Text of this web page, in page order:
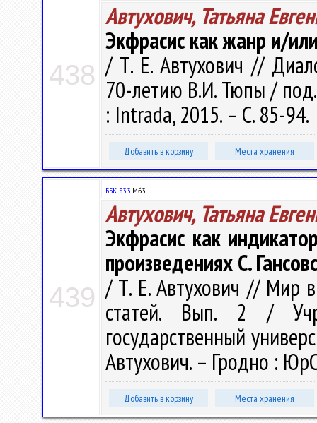
438
Автухович, Татьяна
Экфрасис как жанр и/
/ Т. Е. Автухович //
70-летию В.И. Тюпы /
: Intrada, 2015. – С. 85-94.
Добавить в корзину Места хранения
439
ББК 83.3 М63
Автухович, Татьяна
Экфрасис как
произведениях С.
/ Т. Е. Автухович // Мир
статей. Вып. 2 /
государственный
Автухович. – Гродно :
Добавить в корзину Места хранения